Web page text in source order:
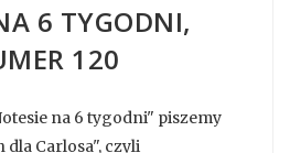
6 TYGODNI,
120
na 6 tygodni" piszemy
dla Carlosa", czyli